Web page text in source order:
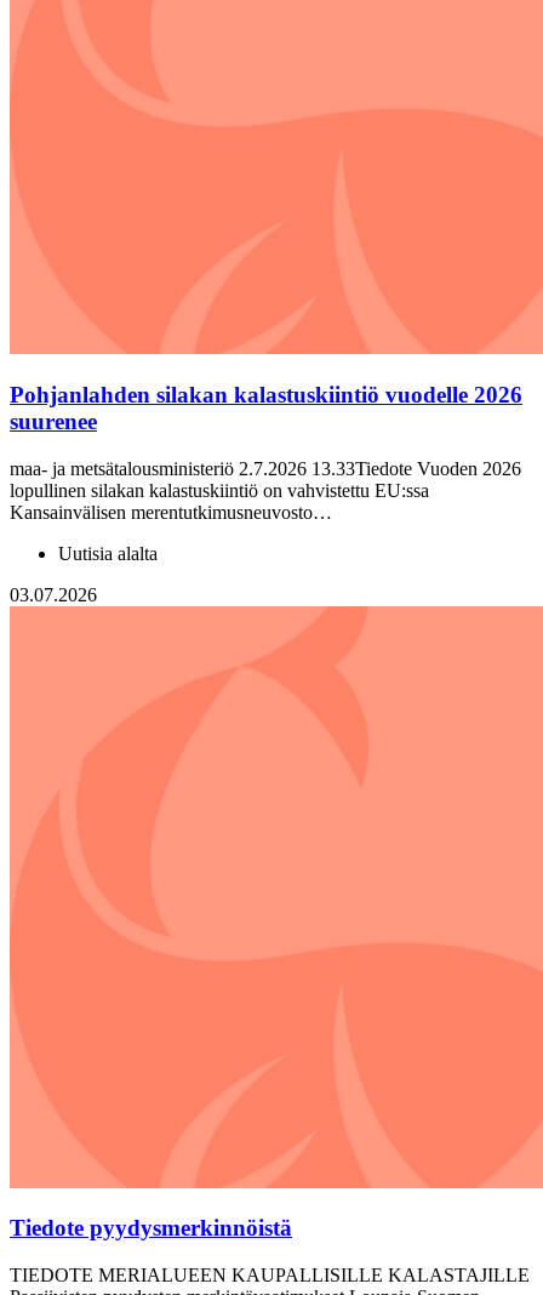
Pohjanlahden silakan kalastuskiintiö vuodelle 2026
suurenee
maa- ja metsätalousministeriö 2.7.2026 13.33Tiedote Vuoden 2026
lopullinen silakan kalastuskiintiö on vahvistettu EU:ssa
Kansainvälisen merentutkimusneuvosto…
Uutisia alalta
03.07.2026
Tiedote pyydysmerkinnöistä
TIEDOTE MERIALUEEN KAUPALLISILLE KALASTAJILLE